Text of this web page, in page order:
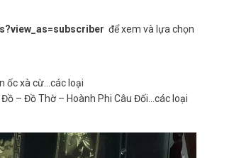
để xem và lựa chọn
ốc xà cừ…các loại
– Đồ Thờ – Hoành Phi Câu Đối…các loại